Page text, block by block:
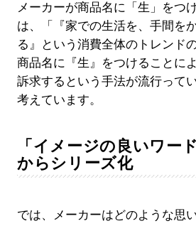
メーカーが商品名に「生」をつ
は、「『家での生活を、手間を
る』という消費全体のトレンド
商品名に『生』をつけることに
訴求するという手法が流行って
考えています。
「イメージの良いワー
からシリーズ化
では、メーカーはどのような思